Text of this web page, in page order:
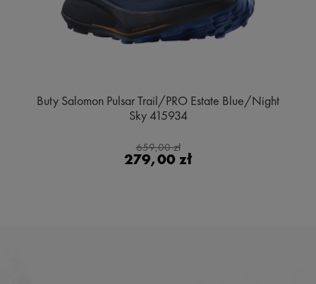
Buty Salomon Pulsar Trail/PRO Estate Blue/Night
Sky 415934
659,00 zł
279,00 zł